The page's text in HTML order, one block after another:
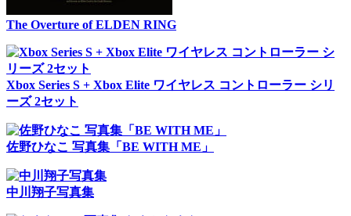
The Overture of ELDEN RING
Xbox Series S + Xbox Elite ワイヤレス コントローラー シリ
ーズ 2セット
佐野ひなこ 写真集「BE WITH ME」
中川翔子写真集